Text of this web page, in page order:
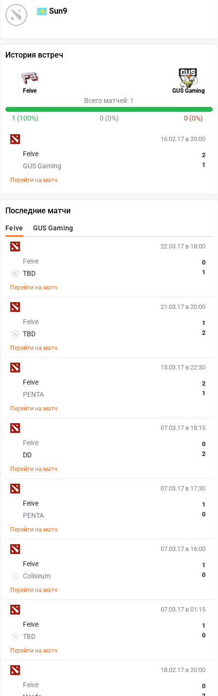
Sun9
История встреч
Feive GUS Gaming
Всего матчей: 1
1 (100%) 0 (0%) 0 (0%)
16.02.17 в 20:00
Feive
GUS Gaming
2
1
Перейти на матч
Последние матчи
Feive GUS Gaming
22.03.17 в 18:00
Feive
TBD
0
1
Перейти на матч
21.03.17 в 20:00
Feive
TBD
1
2
Перейти на матч
15.03.17 в 22:30
Feive
PENTA
2
1
Перейти на матч
07.03.17 в 18:15
Feive
DD
0
2
Перейти на матч
07.03.17 в 17:30
Feive
PENTA
1
0
Перейти на матч
07.03.17 в 16:00
Feive
Coliseum
1
0
Перейти на матч
07.03.17 в 01:15
Feive
TBD
1
0
Перейти на матч
18.02.17 в 20:00
Feive
0